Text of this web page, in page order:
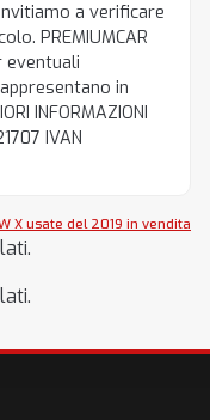
a verificare
PREMIUMCAR
eventuali
in
INFORMAZIONI
IVAN
X usate del 2019 in vendita